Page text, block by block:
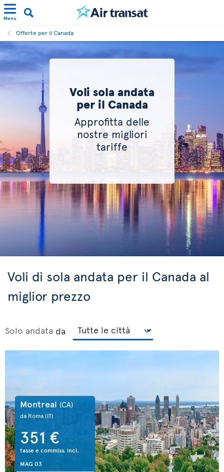
Menu
Offerte per il Canada
Voli sola andata
per il Canada
Approfitta delle
nostre migliori
tariffe
Voli di sola andata per il Canada al
miglior prezzo
Solo andata da
Montreal (CA)
da Roma(IT)
351 €
tasse e commiss. incl.
MAG 03